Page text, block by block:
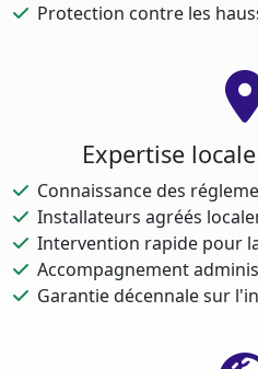
Protection contre les
Expertise
Connaissance des
Installateurs agréés
Intervention rapide pour
Accompagnement
Garantie décennale sur